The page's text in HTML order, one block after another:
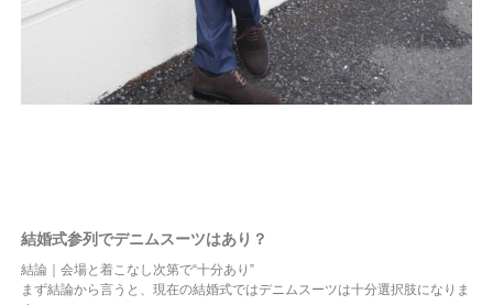
結婚式参列でデニムスーツはあり？
結論｜会場と着こなし次第で“十分あり”
まず結論から言うと、現在の結婚式ではデニムスーツは十分選択肢になりま